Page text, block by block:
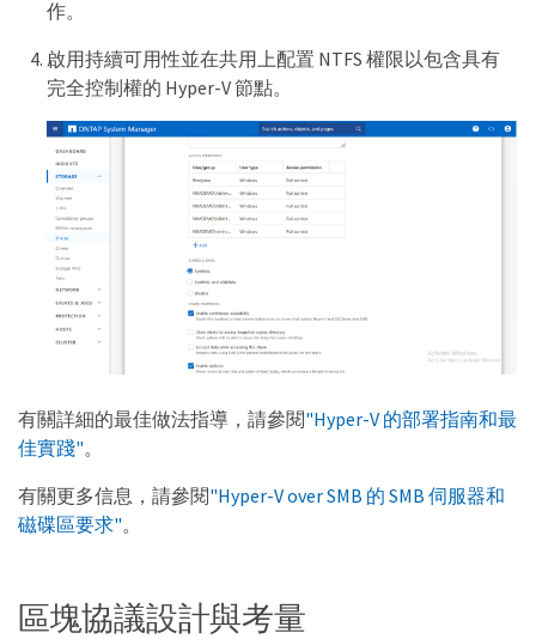
作。
啟用持續可用性並在共用上配置 NTFS 權限以包含具有
完全控制權的 Hyper-V 節點。
有關詳細的最佳做法指導，請參閱"Hyper-V 的部署指南和最
佳實踐"。
有關更多信息，請參閱"Hyper-V over SMB 的 SMB 伺服器和
磁碟區要求"。
區塊協議設計與考量